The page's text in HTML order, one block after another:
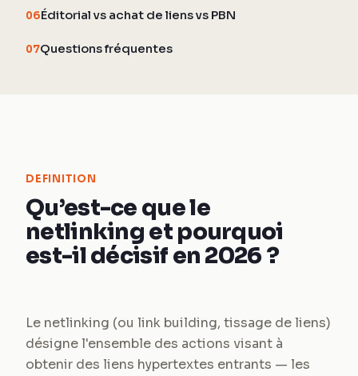
06Éditorial vs achat de liens vs PBN
07Questions fréquentes
DEFINITION
Qu’est-ce que le
netlinking et pourquoi
est-il décisif en 2026 ?
Le netlinking (ou link building, tissage de liens)
désigne l'ensemble des actions visant à
obtenir des liens hypertextes entrants — les